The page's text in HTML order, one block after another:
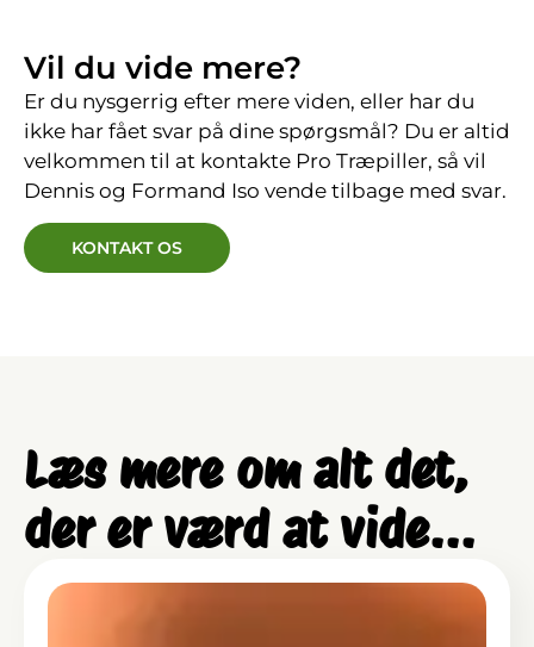
Vil du vide mere?
Er du nysgerrig efter mere viden, eller har du
ikke har fået svar på dine spørgsmål? Du er altid
velkommen til at kontakte Pro Træpiller, så vil
Dennis og Formand Iso vende tilbage med svar.
KONTAKT OS
Læs mere om alt det,
der er værd at vide...